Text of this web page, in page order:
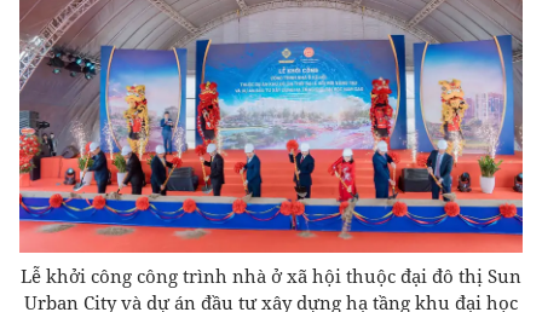
Lễ khởi công công trình nhà ở xã hội thuộc đại đô thị Sun
Urban City và dự án đầu tư xây dựng hạ tầng khu đại học